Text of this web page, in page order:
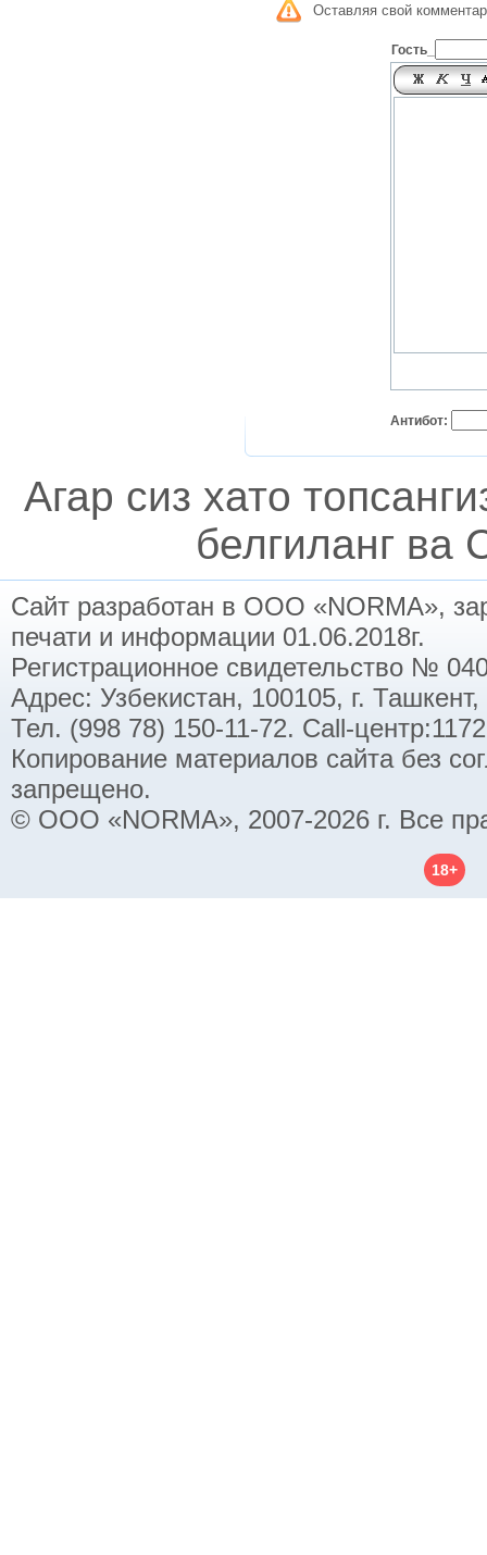
Оставляя свой
Гость_
Антибот:
Агар сиз хато
белгиланг ва
Сайт разработан в ООО «NORMA»,
печати и информации 01.06.2018г.
Регистрационное свидетельство №
Адрес: Узбекистан, 100105, г.
Тел. (998 78) 150-11-72. Call-
Копирование материалов сайта без
запрещено.
© ООО «NORMA», 2007-2026 г. Все
18+